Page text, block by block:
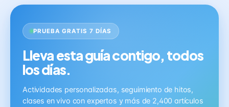
PRUEBA GRATIS 7 DÍAS
Lleva esta guía contigo, todos
los días.
Actividades personalizadas, seguimiento de hitos,
clases en vivo con expertos y más de 2,400 artículos